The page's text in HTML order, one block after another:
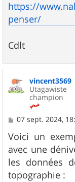
https://
penser/
Cdlt
vincent3569
Utagawiste
champion
M
s
s
a
g
e
07 sept. 2024,
Voici un
avec une
les données
topographie :